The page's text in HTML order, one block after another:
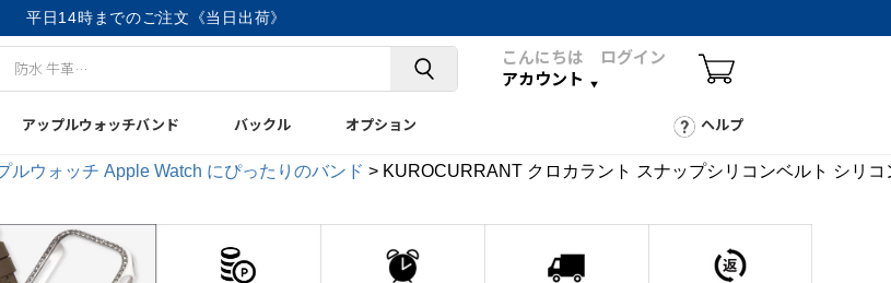
平日14時までのご注文《当日出荷》
こんにちは ログイン
アカウント
アップルウォッチバンド バックル オプション ヘルプ
ルウォッチ Apple Watch にぴったりのバンド KUROCURRANT クロカラント スナップシリコンベルト シリ